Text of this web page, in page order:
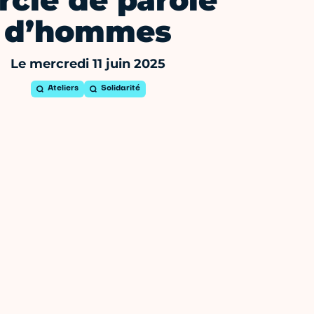
d’hommes
Le mercredi 11 juin 2025
Ateliers Solidarité